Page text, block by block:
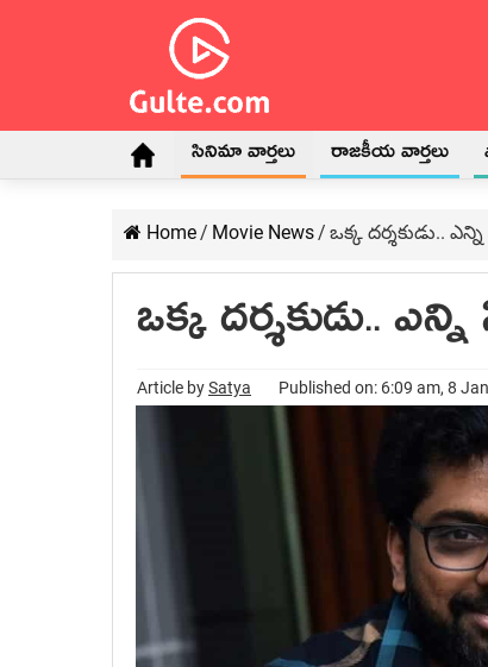
సినిమా వార్తలు రాజకీయ వార్తలు
Home/ Movie News/ ఒక్క దర్శకుడు..
ఒక్క దర్శకుడు..
Article bySatya Published on: 6:09 am, 8